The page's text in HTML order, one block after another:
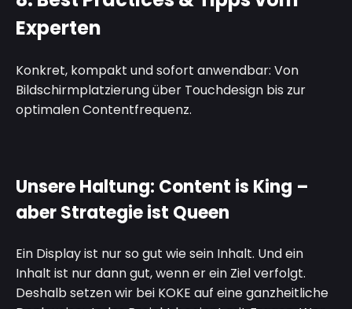
Experten
Konkret, kompakt und sofort anwendbar: Von
Bildschirmplatzierung über Touchdesign bis zur
optimalen Contentfrequenz.
Unsere Haltung: Content is King –
aber Strategie ist Queen
Ein Display ist nur so gut wie sein Inhalt. Und ein
Inhalt ist nur dann gut, wenn er ein Ziel verfolgt.
Deshalb setzen wir bei KOKE auf eine ganzheitliche